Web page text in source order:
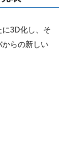
3D化し、そ
からの新しい